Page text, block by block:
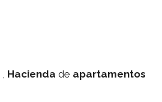
, Hacienda de apartamentos